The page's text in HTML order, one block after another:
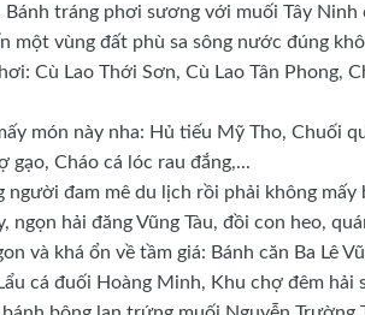
tráng phơi sương với muối Tây Ninh
một vùng đất phù sa sông nước đúng
Cù Lao Thới Sơn, Cù Lao Tân Phong,
món này nha: Hủ tiếu Mỹ Tho, Chuối
gạo, Cháo cá lóc rau đắng,...
người đam mê du lịch rồi phải không
ngọn hải đăng Vũng Tàu, đồi con heo,
và khá ổn về tầm giá: Bánh căn Ba Lê
cá đuối Hoàng Minh, Khu chợ đêm hải